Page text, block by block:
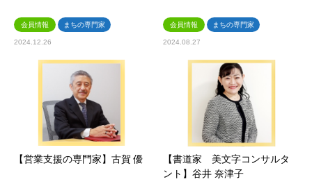
会員情報 まちの専門家
2024.12.26
会員情報 まちの専門家
2024.08.27
【営業支援の専門家】古賀 優
【書道家 美文字コンサルタ
ント】谷井 奈津子